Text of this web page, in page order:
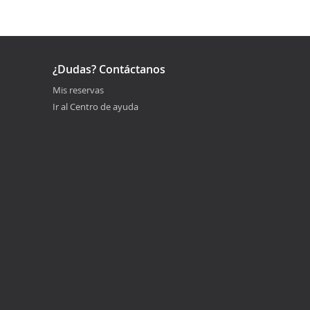
¿Dudas? Contáctanos
Mis reservas
Ir al Centro de ayuda